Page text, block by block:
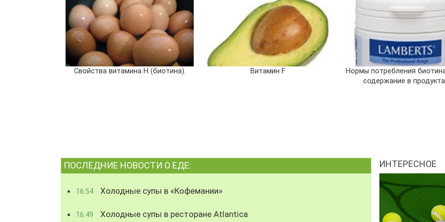
Свойства витамина Н (биотина). Витамин F
Нормы потребления
содержание в
ПОСЛЕДНИЕ НОВОСТИ О ЕДЕ:
16:54 Холодные супы в «Кофемании»
16:49 Холодные супы в ресторане Atlantica
ИНТЕРЕСНОЕ